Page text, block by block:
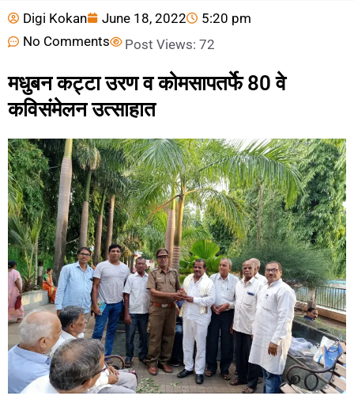
Digi Kokan June 18, 2022
5:20 pm
No Comments
Post Views: 72
मधुबन कट्टा उरण व कोमसापतर्फे 80 वे
कविसंमेलन उत्साहात